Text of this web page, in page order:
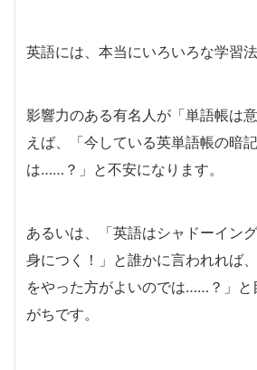
英語には、本当にいろいろな学習法
影響力のある有名人が「単語帳は
えば、「今している英単語帳の暗
は……？」と不安になります。
あるいは、「英語はシャドーイン
身につく！」と誰かに言われれば
をやった方がよいのでは……？」と
がちです。